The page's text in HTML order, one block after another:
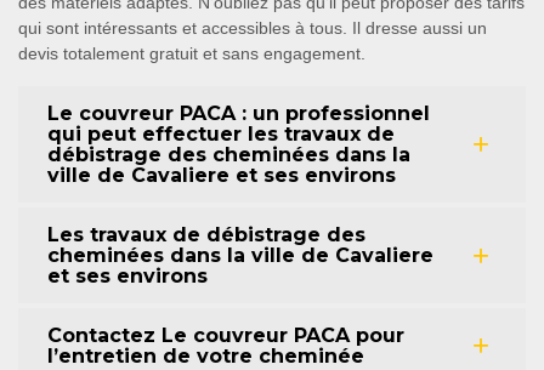
qui sont intéressants et accessibles à tous. Il dresse aussi un
devis totalement gratuit et sans engagement.
Le couvreur PACA : un professionnel
qui peut effectuer les travaux de
débistrage des cheminées dans la
ville de Cavaliere et ses environs
Les travaux de débistrage des
cheminées dans la ville de Cavaliere
et ses environs
Contactez Le couvreur PACA pour
l’entretien de votre cheminée